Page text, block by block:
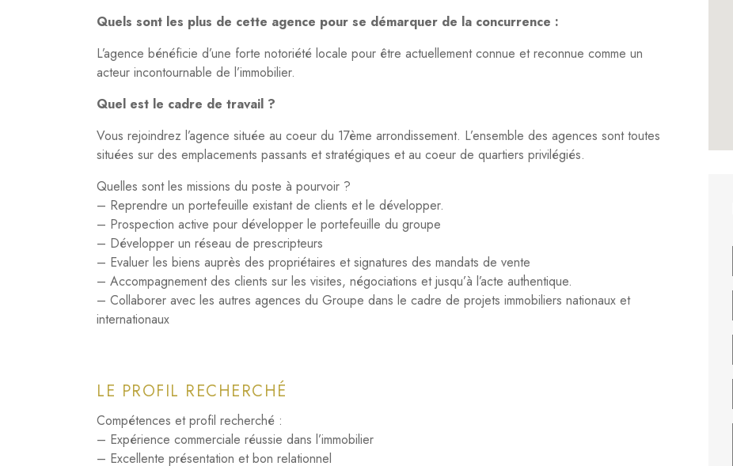
Quels sont les plus de cette agence pour se démarquer de la concurrence :
L’agence bénéficie d’une forte notoriété locale pour être actuellement connue et reconnue comme un
acteur incontournable de l’immobilier.
Quel est le cadre de travail ?
Vous rejoindrez l’agence située au coeur du 17ème arrondissement. L’ensemble des agences sont toutes
situées sur des emplacements passants et stratégiques et au coeur de quartiers privilégiés.
Quelles sont les missions du poste à pourvoir ?
– Reprendre un portefeuille existant de clients et le développer.
– Prospection active pour développer le portefeuille du groupe
– Développer un réseau de prescripteurs
– Evaluer les biens auprès des propriétaires et signatures des mandats de vente
– Accompagnement des clients sur les visites, négociations et jusqu’à l’acte authentique.
– Collaborer avec les autres agences du Groupe dans le cadre de projets immobiliers nationaux et
internationaux
LE PROFIL RECHERCHÉ
Compétences et profil recherché :
– Expérience commerciale réussie dans l’immobilier
– Excellente présentation et bon relationnel